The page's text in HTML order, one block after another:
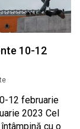
10-12
12 februarie
2023 Cel
cu o